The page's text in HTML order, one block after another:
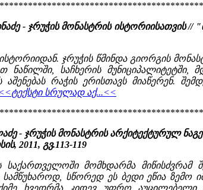
- ჯრუჭის მონასტრის ისტორიისათვის
ჯრუჭის წმინდა გიორგის
ნაწილში, საჩხერის მუნიციპალიტეტში,
აშენებას რაჭის ერისთავს მიაწერენ.
<<ტექსტი სრულად აქ...<<
- ჯრუჭის მონასტრის არქიტექტურულ
2011, გვ.113-119
საქართველოში მომხდარმა მიწისძვრამ
სამწუხაროდ, სწორედ ეს ბედი ეწია ზემო
ხვედრმა კიდევ უფრო აუცილებელი